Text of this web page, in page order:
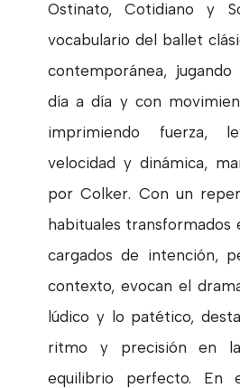
Ostinato, Cotidiano y
vocabulario del ballet
contemporánea,
día a día y con
imprimiendo fuerza,
velocidad y dinámica,
por Colker. Con un
habituales transformados
cargados de intención,
contexto, evocan el
lúdico y lo patético,
ritmo y precisión en
equilibrio perfecto.